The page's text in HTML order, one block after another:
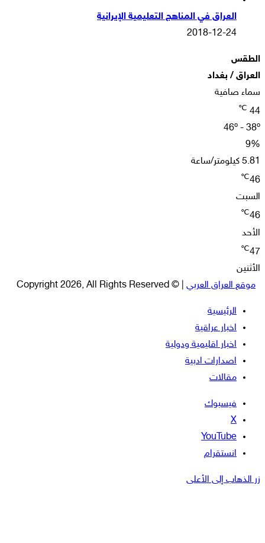
العراق في المناهج التعليمية الإيرانية
2018-12-24
الطقس
العراق / بغداد
سماء صافية
44
℃
46º - 38º
9%
5.81 كيلومتر/ساعة
46
℃
السبت
46
℃
الأحد
47
℃
الأثنين
موقع العراق العربي | © Copyright 2026, All Rights Reserved
الرئيسية
اخبار عراقية
اخبار اقليمية ودولية
اصدارات ادبية
مقالات
فيسبوك
‫X
‫YouTube
انستقرام
زر الذهاب إلى الأعلى